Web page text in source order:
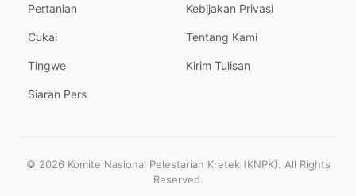
Pertanian
Cukai
Tingwe
Siaran Pers
Kebijakan Privasi
Tentang Kami
Kirim Tulisan
© 2026 Komite Nasional Pelestarian Kretek (KNPK). All Rights
Reserved.